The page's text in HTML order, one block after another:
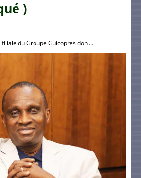
)
du Groupe Guicopres don ...